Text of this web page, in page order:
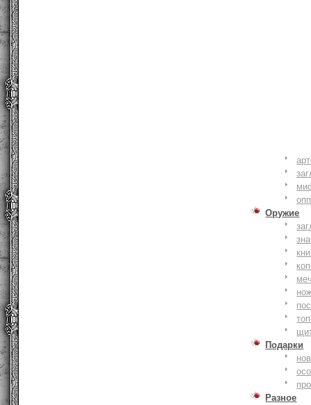
опп
Оружие
Подарки
Разное